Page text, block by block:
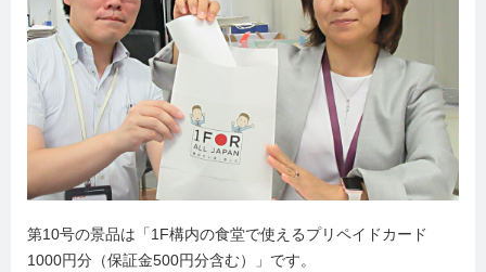
第10号の景品は「1F構内の食堂で使えるプリペイドカード
1000円分（保証金500円分含む）」です。